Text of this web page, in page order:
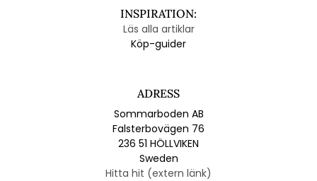
INSPIRATION:
Läs alla artiklar
Köp-guider
ADRESS
Sommarboden AB
Falsterbovägen 76
236 51 HÖLLVIKEN
Sweden
Hitta hit (extern länk)